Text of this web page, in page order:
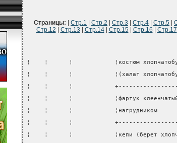
Страницы: Стр.1 Стр.2 Стр.3 Стр.4 Стр.5
Стр.12
Стр.13 Стр.14| Стр.15| Стр.16 Стр.17
¦    ¦      ¦            ¦костюм
¦    ¦      ¦            ¦(халат
¦    ¦      ¦
¦    ¦      ¦            ¦фартук
¦    ¦      ¦
¦    ¦      ¦
¦    ¦      ¦            ¦кепи (берет